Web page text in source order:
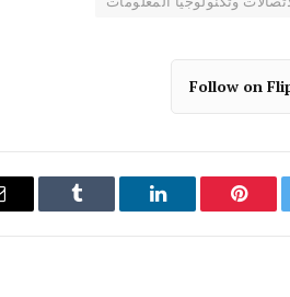
Follow on
بينتيريستلينكدإن Tumblr